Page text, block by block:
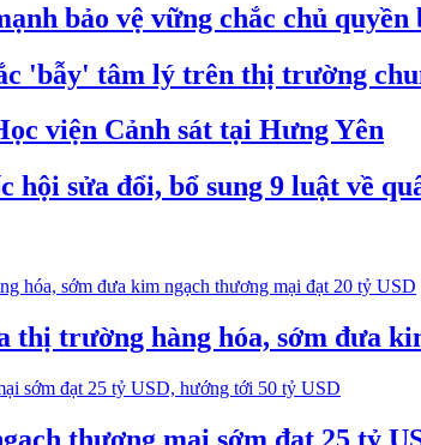
bảo vệ vững chắc chủ
'bẫy' tâm lý trên thị trường
viện Cảnh sát tại Hưng Yên
sửa đổi, bổ sung 9 luật về
trường hàng hóa, sớm đưa
thương mại sớm đạt 25 tỷ